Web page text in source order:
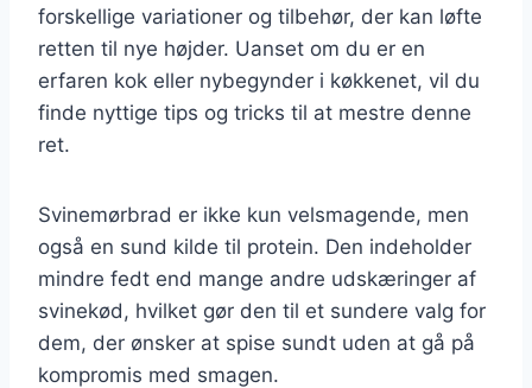
forskellige variationer og tilbehør, der kan løfte
retten til nye højder. Uanset om du er en
erfaren kok eller nybegynder i køkkenet, vil du
finde nyttige tips og tricks til at mestre denne
ret.
Svinemørbrad er ikke kun velsmagende, men
også en sund kilde til protein. Den indeholder
mindre fedt end mange andre udskæringer af
svinekød, hvilket gør den til et sundere valg for
dem, der ønsker at spise sundt uden at gå på
kompromis med smagen.